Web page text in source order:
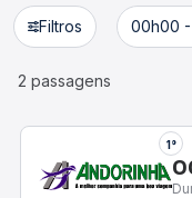
Filtros 00h00
2 passagens
1°